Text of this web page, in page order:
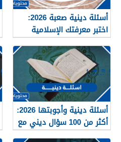
أسئلة دينية صعبة 2026:
اختبر معرفتك الإسلامية
أسئلة دينية وأجوبتها 2026:
أكثر من 100 سؤال ديني مع
الإجابة